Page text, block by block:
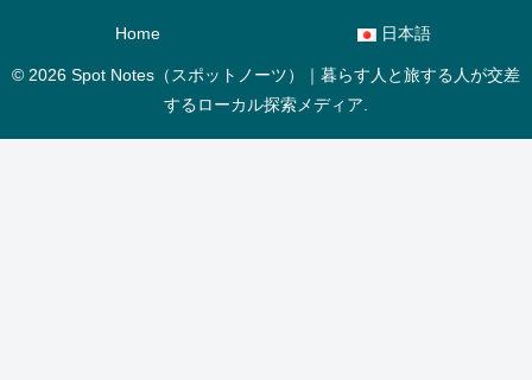
Home 日本語
© 2026 Spot Notes（スポットノーツ）｜暮らす人と旅する人が交差
するローカル探索メディア.